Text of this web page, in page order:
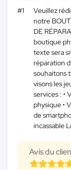
#1
Veuillez
notre
DE
boutique
texte sera
réparation
souhaitons
visons les
services : •
physique •
de
incassable
Avis du